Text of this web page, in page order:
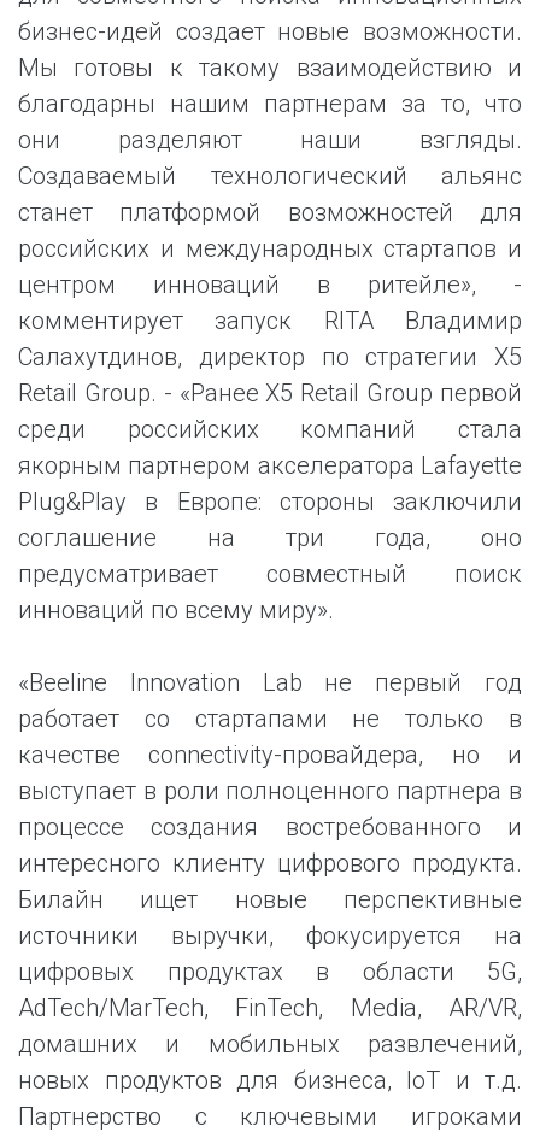
бизнес-идей создает новые возможности.
Мы готовы к такому взаимодействию и
благодарны нашим партнерам за то, что
они разделяют наши взгляды.
Создаваемый технологический альянс
станет платформой возможностей для
российских и международных стартапов и
центром инноваций в ритейле», -
комментирует запуск RITA Владимир
Салахутдинов, директор по стратегии Х5
Retail Group. - «Ранее X5 Retail Group первой
среди российских компаний стала
якорным партнером акселератора Lafayette
Plug&Play в Европе: стороны заключили
соглашение на три года, оно
предусматривает совместный поиск
инноваций по всему миру».
«Beeline Innovation Lab не первый год
работает со стартапами не только в
качестве connectivity-провайдера, но и
выступает в роли полноценного партнера в
процессе создания востребованного и
интересного клиенту цифрового продукта.
Билайн ищет новые перспективные
источники выручки, фокусируется на
цифровых продуктах в области 5G,
AdTech/MarTech, FinTech, Media, AR/VR,
домашних и мобильных развлечений,
новых продуктов для бизнеса, IoT и т.д.
Партнерство с ключевыми игроками